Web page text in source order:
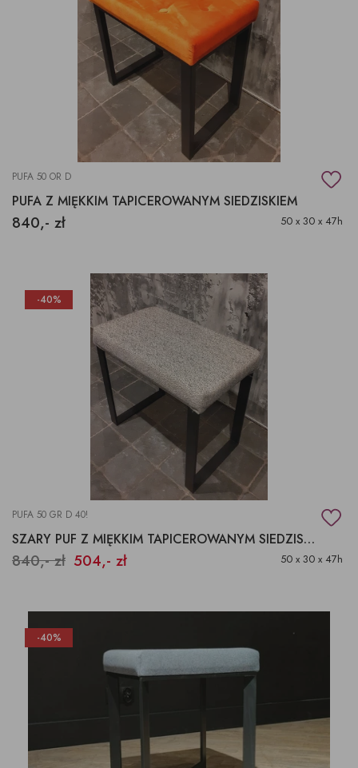
PUFA 50 OR D
PUFA Z MIĘKKIM TAPICEROWANYM SIEDZISKIEM
840,- zł 50 x 30 x 47h
-40%
PUFA 50 GR D 40!
SZARY PUF Z MIĘKKIM TAPICEROWANYM SIEDZISKIEM
840,- zł 504,- zł 50 x 30 x 47h
-40%